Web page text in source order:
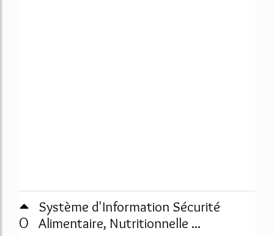
0
Système d'Information Sécurité
Alimentaire, Nutritionnelle ...